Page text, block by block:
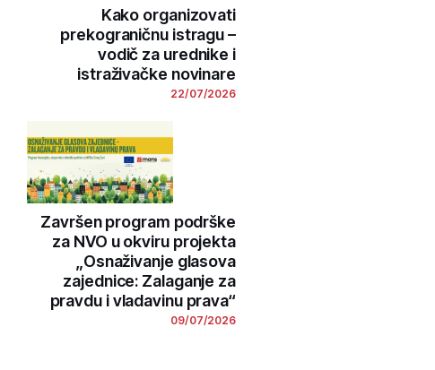
Kako organizovati
prekograničnu istragu –
vodič za urednike i
istraživačke novinare
22/07/2026
Završen program podrške
za NVO u okviru projekta
„Osnaživanje glasova
zajednice: Zalaganje za
pravdu i vladavinu prava“
09/07/2026